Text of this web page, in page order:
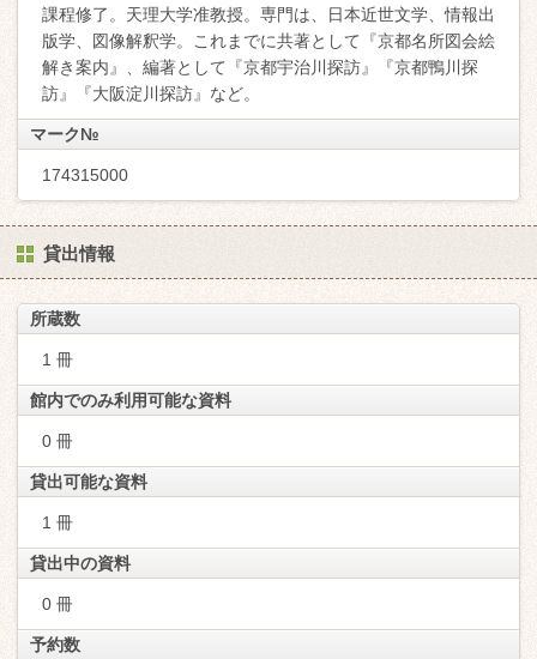
課程修了。天理大学准教授。専門は、日本近世文学、情報出
版学、図像解釈学。これまでに共著として『京都名所図会絵
解き案内』、編著として『京都宇治川探訪』『京都鴨川探
訪』『大阪淀川探訪』など。
マーク№
174315000
貸出情報
所蔵数
1 冊
館内でのみ利用可能な資料
0 冊
貸出可能な資料
1 冊
貸出中の資料
0 冊
予約数